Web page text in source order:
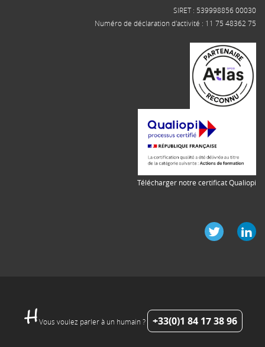
SIRET : 539998856 00030
Numéro de déclaration d'activité : 11 75 48362 75
Télécharger notre certificat Qualiopi
Vous voulez parler à un humain ? +33(0)1 84 17 38 96